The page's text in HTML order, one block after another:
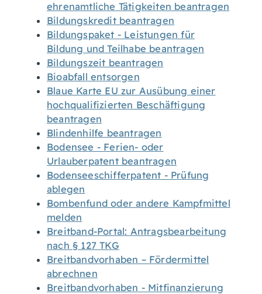
ehrenamtliche Tätigkeiten beantragen
Bildungskredit beantragen
Bildungspaket - Leistungen für
Bildung und Teilhabe beantragen
Bildungszeit beantragen
Bioabfall entsorgen
Blaue Karte EU zur Ausübung einer
hochqualifizierten Beschäftigung
beantragen
Blindenhilfe beantragen
Bodensee - Ferien- oder
Urlauberpatent beantragen
Bodenseeschifferpatent - Prüfung
ablegen
Bombenfund oder andere Kampfmittel
melden
Breitband-Portal: Antragsbearbeitung
nach § 127 TKG
Breitbandvorhaben – Fördermittel
abrechnen
Breitbandvorhaben - Mitfinanzierung